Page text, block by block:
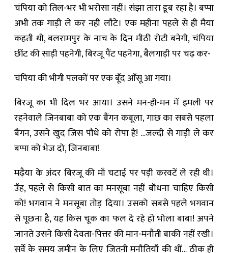
चंपिया को तिल-भर भी भरोसा नहीं। संझा तारा डूब रहा है। बप्पा
अभी तक गाड़ी ले कर नहीं लौटे। एक महीना पहले से ही मैया
कहती थी, बलरामपुर के नाच के दिन मीठी रोटी बनेगी, चंपिया
छींट की साड़ी पहनेगी, बिरजू पैंट पहनेगा, बैलगाड़ी पर चढ़ कर-
चंपिया की भीगी पलकों पर एक बूँद आँसू आ गया।
बिरजू का भी दिल भर आया। उसने मन-ही-मन में इमली पर
रहनेवाले जिनबाबा को एक बैंगन कबूला, गाछ का सबसे पहला
बैंगन, उसने खुद जिस पौधे को रोपा है! …जल्दी से गाड़ी ले कर
बप्पा को भेज दो, जिनबाबा!
मढ़ैया के अंदर बिरजू की माँ चटाई पर पड़ी करवटें ले रही थी।
उँह, पहले से किसी बात का मनसूबा नहीं बाँधना चाहिए किसी
को! भगवान ने मनसूबा तोड़ दिया। उसको सबसे पहले भगवान
से पूछना है, यह किस चूक का फल दे रहे हो भोला बाबा! अपने
जानते उसने किसी देवता-पित्तर की मान-मनौती बाकी नहीं रखी।
सर्वे के समय जमीन के लिए जितनी मनौतियाँ की थीं… ठीक ही